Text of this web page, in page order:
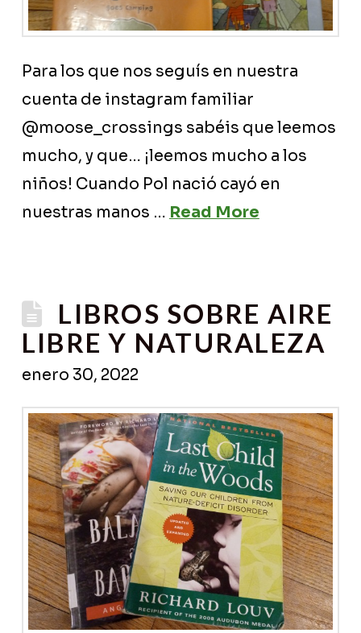
Para los que nos seguís en nuestra
cuenta de instagram familiar
@moose_crossings sabéis que leemos
mucho, y que… ¡leemos mucho a los
niños! Cuando Pol nació cayó en
nuestras manos … Read More
LIBROS SOBRE AIRE
LIBRE Y NATURALEZA
enero 30, 2022